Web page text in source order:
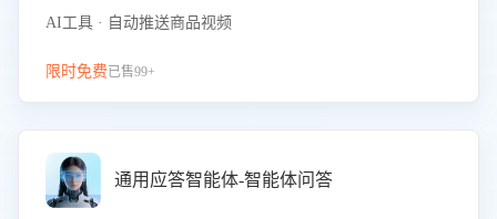
AI工具 · 自动推送商品视频
限时免费已售99+
通用应答智能体-智能体问答